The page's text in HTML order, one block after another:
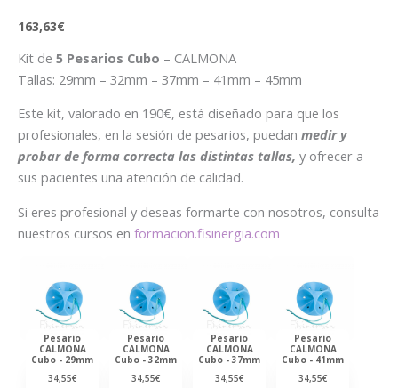
163,63€
Kit de 5 Pesarios Cubo – CALMONA
Tallas: 29mm – 32mm – 37mm – 41mm – 45mm
Este kit, valorado en 190€, está diseñado para que los
profesionales, en la sesión de pesarios, puedan medir y
probar de forma correcta las distintas tallas, y ofrecer a
sus pacientes una atención de calidad.
Si eres profesional y deseas formarte con nosotros, consulta
nuestros cursos en formacion.fisinergia.com
Pesario
CALMONA
Cubo - 29mm
34,55€
Pesario
CALMONA
Cubo - 32mm
34,55€
Pesario
CALMONA
Cubo - 37mm
34,55€
Pesario
CALMONA
Cubo - 41mm
34,55€